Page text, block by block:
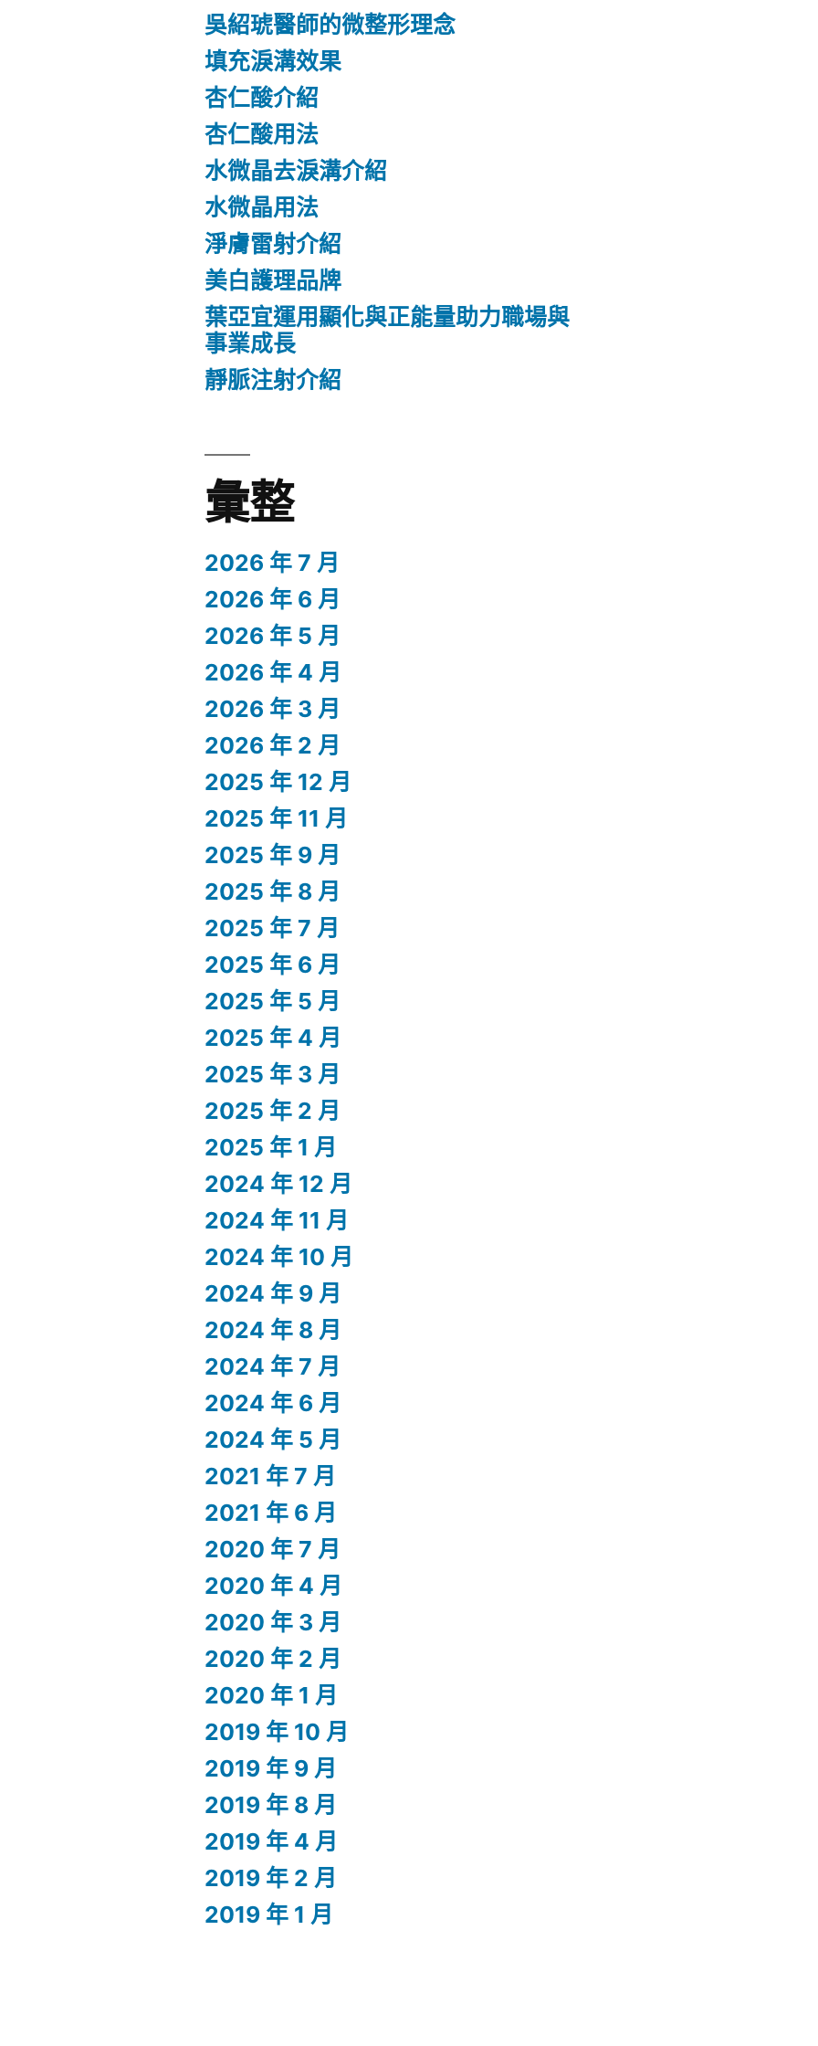
吳紹琥醫師的微整形理念
填充淚溝效果
杏仁酸介紹
杏仁酸用法
水微晶去淚溝介紹
水微晶用法
淨膚雷射介紹
美白護理品牌
葉亞宜運用顯化與正能量助力職場與
事業成長
靜脈注射介紹
彙整
2026 年 7 月
2026 年 6 月
2026 年 5 月
2026 年 4 月
2026 年 3 月
2026 年 2 月
2025 年 12 月
2025 年 11 月
2025 年 9 月
2025 年 8 月
2025 年 7 月
2025 年 6 月
2025 年 5 月
2025 年 4 月
2025 年 3 月
2025 年 2 月
2025 年 1 月
2024 年 12 月
2024 年 11 月
2024 年 10 月
2024 年 9 月
2024 年 8 月
2024 年 7 月
2024 年 6 月
2024 年 5 月
2021 年 7 月
2021 年 6 月
2020 年 7 月
2020 年 4 月
2020 年 3 月
2020 年 2 月
2020 年 1 月
2019 年 10 月
2019 年 9 月
2019 年 8 月
2019 年 4 月
2019 年 2 月
2019 年 1 月